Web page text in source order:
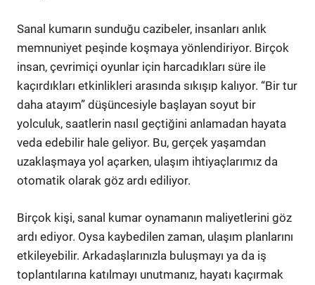
Sanal kumarın sunduğu cazibeler, insanları anlık
memnuniyet peşinde koşmaya yönlendiriyor. Birçok
insan, çevrimiçi oyunlar için harcadıkları süre ile
kaçırdıkları etkinlikleri arasında sıkışıp kalıyor. “Bir tur
daha atayım” düşüncesiyle başlayan soyut bir
yolculuk, saatlerin nasıl geçtiğini anlamadan hayata
veda edebilir hale geliyor. Bu, gerçek yaşamdan
uzaklaşmaya yol açarken, ulaşım ihtiyaçlarımız da
otomatik olarak göz ardı ediliyor.
Birçok kişi, sanal kumar oynamanın maliyetlerini göz
ardı ediyor. Oysa kaybedilen zaman, ulaşım planlarını
etkileyebilir. Arkadaşlarınızla buluşmayı ya da iş
toplantılarına katılmayı unutmanız, hayatı kaçırmak